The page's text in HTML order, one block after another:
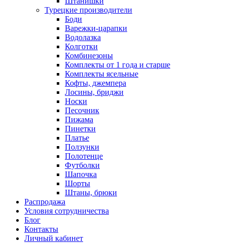
Турецкие производители
Боди
Варежки-царапки
Водолазка
Колготки
Комбинезоны
Комплекты от 1 года и старше
Комплекты ясельные
Кофты, джемпера
Лосины, бриджи
Носки
Песочник
Пижама
Пинетки
Платье
Ползунки
Полотенце
Футболки
Шапочка
Шорты
Штаны, брюки
Распродажа
Условия сотрудничества
Блог
Контакты
Личный кабинет